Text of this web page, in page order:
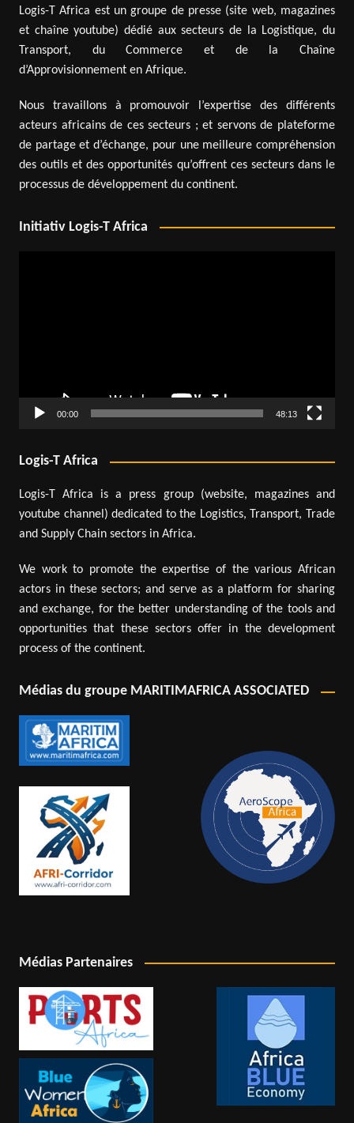
Logis-T Africa est un groupe de presse (site web, magazines
et chaîne youtube) dédié aux secteurs de la Logistique, du
Transport, du Commerce et de la Chaîne
d’Approvisionnement en Afrique.
Nous travaillons à promouvoir l’expertise des différents
acteurs africains de ces secteurs ; et servons de plateforme
de partage et d’échange, pour une meilleure compréhension
des outils et des opportunités qu’offrent ces secteurs dans le
processus de développement du continent.
Initiativ Logis-T Africa
00:00 48:13
Logis-T Africa
Logis-T Africa is a press group (website, magazines and
youtube channel) dedicated to the Logistics, Transport, Trade
and Supply Chain sectors in Africa.
We work to promote the expertise of the various African
actors in these sectors; and serve as a platform for sharing
and exchange, for the better understanding of the tools and
opportunities that these sectors offer in the development
process of the continent.
Médias du groupe MARITIMAFRICA ASSOCIATED
Médias Partenaires